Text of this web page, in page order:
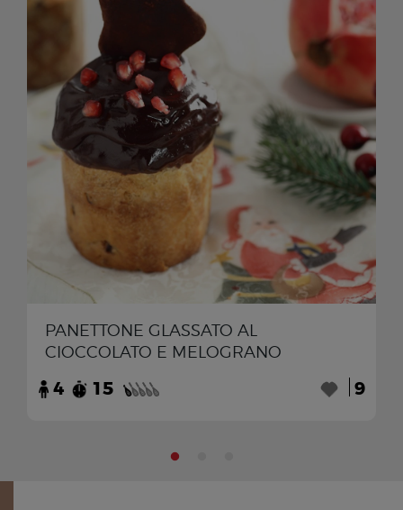
PANETTONE GLASSATO AL
CIOCCOLATO E MELOGRANO
4 15 9